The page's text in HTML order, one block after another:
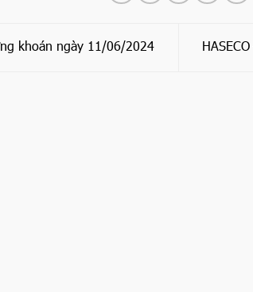
khoán ngày 11/06/2024